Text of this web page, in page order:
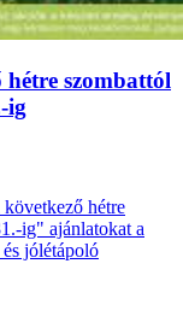
szombattól
ig
hétre
ig" ajánlatokat a
és jólétápoló